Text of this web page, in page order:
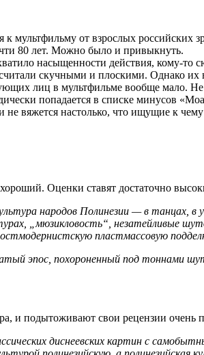
мультфильму от взрослых российских
80 лет. Можно было и привыкнуть.
насыщенности действия, кому-то
скучными и плоскими. Однако их
лиц в мультфильме вообще мало.
попадается в списке минусов
вяжется настолько, что ищущие к
Оценки ставят достаточно
народов Полинезии — в
„мюзикловость“, незатейливые
пластмассовую
эпос, похороненный под тоннами
и подытоживают свои рецензии очень
диснеевских картин с